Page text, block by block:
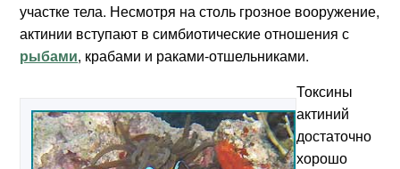
участке тела. Несмотря на столь грозное вооружение,
актинии вступают в симбиотические отношения с
рыбами, крабами и раками-отшельниками.
Токсины
актиний
достаточно
хорошо